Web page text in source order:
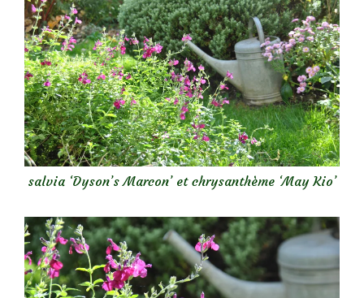
salvia ‘Dyson’s Marcon’ et chrysanthème ‘May Kio’